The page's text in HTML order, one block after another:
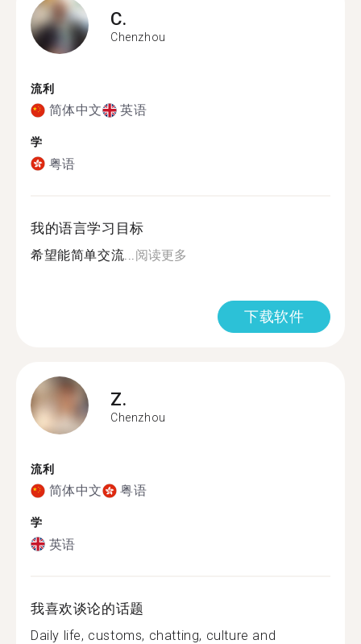
C.
Chenzhou
流利
简体中文 英语
学
粤语
我的语言学习目标
希望能简单交流... 阅读更多
下载软件
Z.
Chenzhou
流利
简体中文 粤语
学
英语
我喜欢谈论的话题
Daily life, customs, chatting, culture and